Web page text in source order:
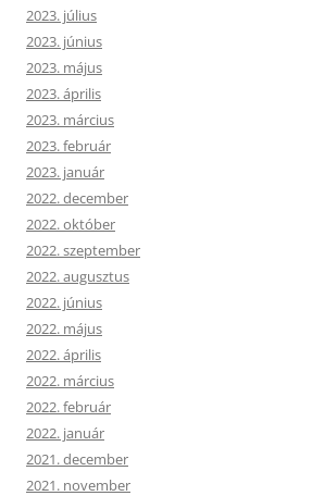
2023. július
2023. június
2023. május
2023. április
2023. március
2023. február
2023. január
2022. december
2022. október
2022. szeptember
2022. augusztus
2022. június
2022. május
2022. április
2022. március
2022. február
2022. január
2021. december
2021. november